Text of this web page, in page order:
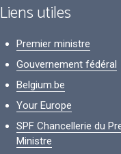
Liens utiles
Premier ministre
Gouvernement fédéral
Belgium.be
Your Europe
SPF Chancellerie du
Ministre